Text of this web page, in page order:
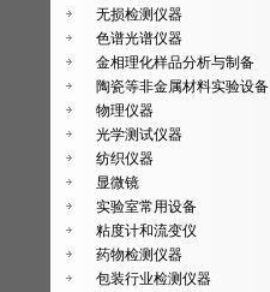
无损检测仪器
色谱光谱仪器
金相理化样品分析与制备
陶瓷等非金属材料实验设备
物理仪器
光学测试仪器
纺织仪器
显微镜
实验室常用设备
粘度计和流变仪
药物检测仪器
包装行业检测仪器